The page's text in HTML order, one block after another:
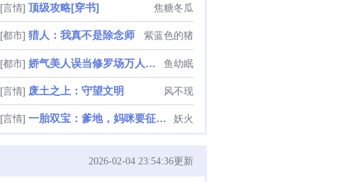
[言情] 顶级攻略[穿书] 焦糖冬瓜
[都市] 猎人：我真不是除念师 紫蓝色的猪
[都市] 娇气美人误当修罗场万人迷[无限] 鱼幼眠
[言情] 废土之上：守望文明 风不现
[言情] 一胎双宝：爹地，妈咪要征婚了 妖火
2026-02-04 23:54:36更新